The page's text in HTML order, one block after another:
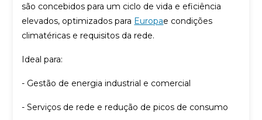
são concebidos para um ciclo de vida e eficiência
elevados, optimizados para Europae condições
climatéricas e requisitos da rede.
Ideal para:
- Gestão de energia industrial e comercial
- Serviços de rede e redução de picos de consumo